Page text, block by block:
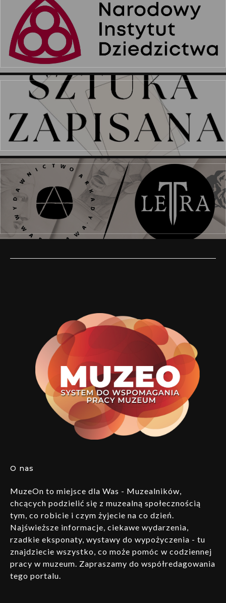
O nas
MuzeOn to miejsce dla Was - Muzealników,
chcących podzielić się z muzealną społecznością
tym, co robicie i czym żyjecie na co dzień.
Najświeższe informacje, ciekawe wydarzenia,
rzadkie eksponaty, wystawy do wypożyczenia - tu
znajdziecie wszystko, co może pomóc w codziennej
pracy w muzeum. Zapraszamy do współredagowania
tego portalu.